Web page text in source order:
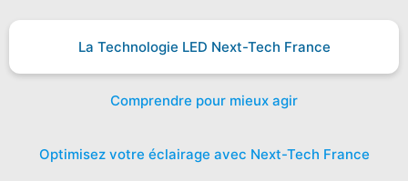
La Technologie LED Next-Tech France
Comprendre pour mieux agir
Optimisez votre éclairage avec Next-Tech France